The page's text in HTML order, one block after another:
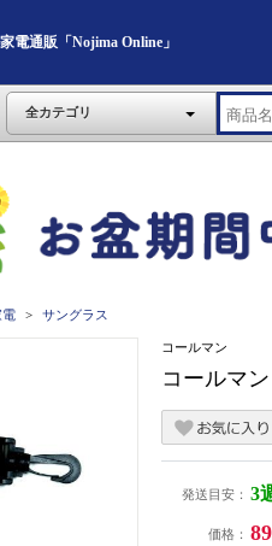
電通販「Nojima Online」
全カテゴリ
電 サングラス
コールマン
コールマ
発送目安： 3
価格：